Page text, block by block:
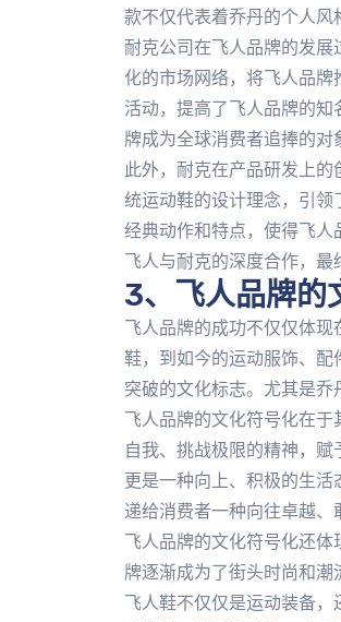
款不仅代表着乔丹的个人风
耐克公司在飞人品牌的发
化的市场网络，将飞人品
活动，提高了飞人品牌的
牌成为全球消费者追捧的对
此外，耐克在产品研发上
统运动鞋的设计理念，引
经典动作和特点，使得飞人
飞人与耐克的深度合作，最
3、飞人品牌的
飞人品牌的成功不仅仅体
鞋，到如今的运动服饰、
突破的文化标志。尤其是乔
飞人品牌的文化符号化在
自我、挑战极限的精神，赋
更是一种向上、积极的生
递给消费者一种向往卓越、
飞人品牌的文化符号化还
牌逐渐成为了街头时尚和潮
飞人鞋不仅仅是运动装备